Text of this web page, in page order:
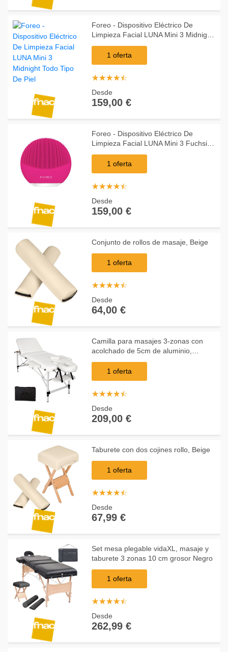
Foreo - Dispositivo Eléctrico De
Limpieza Facial LUNA Mini 3 Midnight
Todo Tipo De Piel
1 oferta
☆☆☆☆☆
★★★★★
Desde
159,00 €
Foreo - Dispositivo Eléctrico De
Limpieza Facial LUNA Mini 3 Fuchsia
Todo Tipo De Piel
1 oferta
☆☆☆☆☆
★★★★★
Desde
159,00 €
Conjunto de rollos de masaje, Beige
1 oferta
☆☆☆☆☆
★★★★★
Desde
64,00 €
Camilla para masajes 3-zonas con
acolchado de 5cm de aluminio,
Blanco
1 oferta
☆☆☆☆☆
★★★★★
Desde
209,00 €
Taburete con dos cojines rollo, Beige
1 oferta
☆☆☆☆☆
★★★★★
Desde
67,99 €
Set mesa plegable vidaXL, masaje y
taburete 3 zonas 10 cm grosor Negro
1 oferta
☆☆☆☆☆
★★★★★
Desde
262,99 €